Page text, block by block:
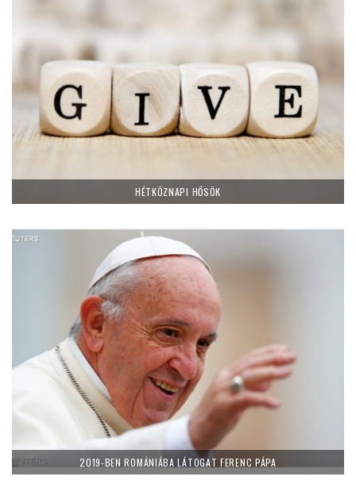
HÉTKÖZNAPI HŐSÖK
2019-BEN ROMÁNIÁBA LÁTOGAT FERENC PÁPA